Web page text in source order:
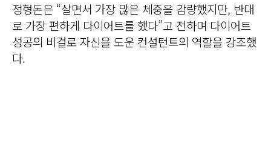
정형돈은 “살면서 가장 많은 체중을 감량했지만, 반대
로 가장 편하게 다이어트를 했다”고 전하며 다이어트
성공의 비결로 자신을 도운 컨설턴트의 역할을 강조했
다.